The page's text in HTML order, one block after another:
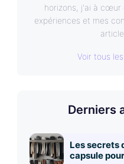
horizons, j'ai à cœur
expériences et mes
Voir tous
Derniers
Les secrets
capsule